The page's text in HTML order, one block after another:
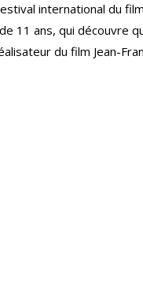
international du
11 ans, qui découvre
du film Jean-